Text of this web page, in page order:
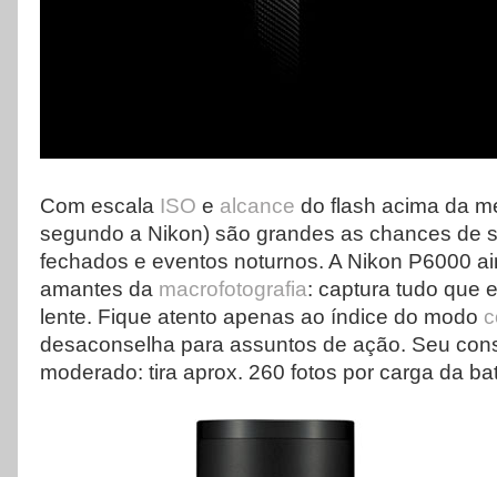
Com escala ISO e alcance do flash acima da
segundo a Nikon) são grandes as chances de
fechados e eventos noturnos. A Nikon P6000
amantes da macrofotografia: captura tudo que
lente. Fique atento apenas ao índice do modo
desaconselha para assuntos de ação. Seu
moderado: tira aprox. 260 fotos por carga da